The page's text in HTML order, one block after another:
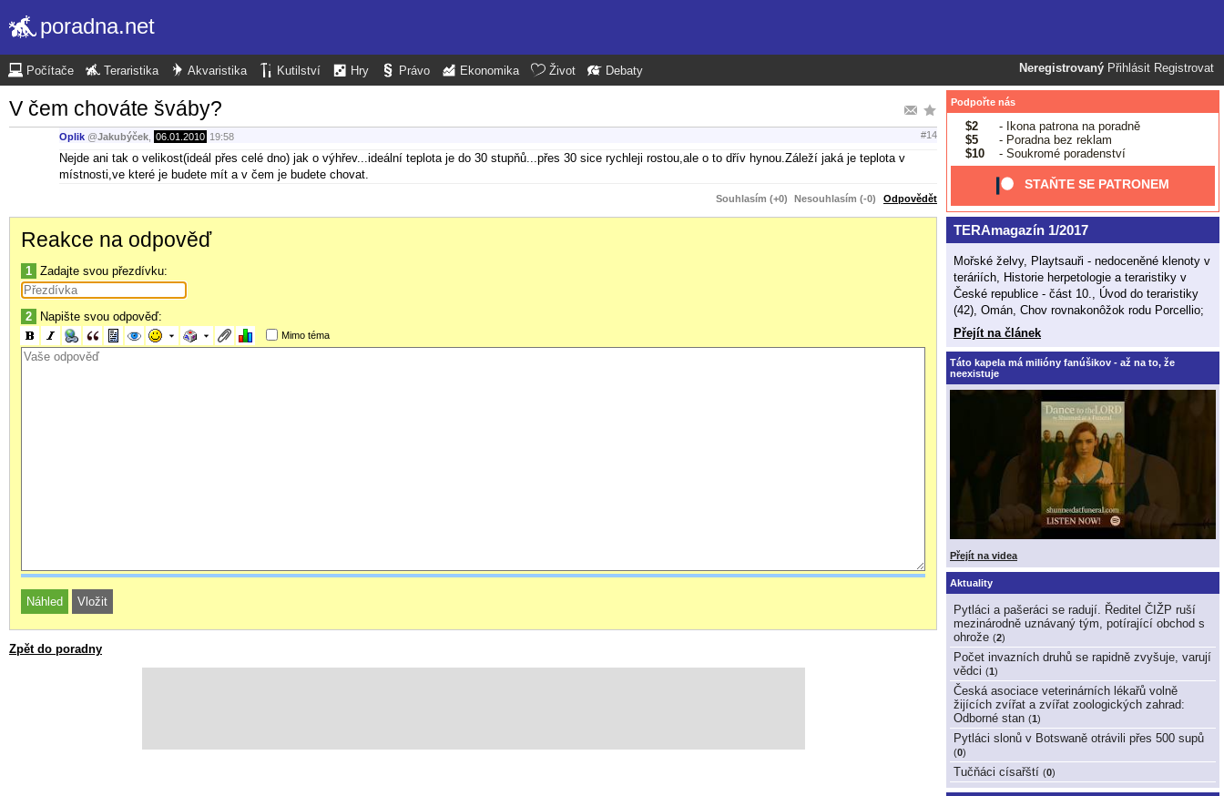
poradna.net
Neregistrovaný Přihlásit Registrovat
Počítače Teraristika Akvaristika Kutilství Hry Právo Ekonomika Život Debaty
V čem chováte šváby?
Oplik @Jakubýček 06.01.2010 19:58 #14
Nejde ani tak o velikost(ideál přes celé dno) jak o výhřev...ideální teplota je do 30 stupňů...přes 30 sice rychleji rostou,ale o to dřív hynou.Záleží jaká je teplota v
místnosti,ve které je budete mít a v čem je budete chovat.
Souhlasím (+0) Nesouhlasím (-0) Odpovědět
Reakce na odpověď
1 Zadajte svou přezdívku:
2 Napište svou odpověď:
Mimo téma
Zpět do poradny
Podpořte nás
$2
- Ikona patrona na poradně
$5
- Poradna bez reklam
$10
- Soukromé poradenství
STAŇTE SE PATRONEM
TERAmagazín 1/2017
Mořské želvy, Playtsauři - nedoceněné klenoty v
teráriích, Historie herpetologie a teraristiky v
České republice - část 10., Úvod do teraristiky
(42), Omán, Chov rovnakonôžok rodu Porcellio;
Přejít na článek
Táto kapela má milióny fanúšikov - až na to, že
neexistuje
Přejít na videa
Aktuality
Pytláci a pašeráci se radují. Ředitel ČIŽP ruší
mezinárodně uznávaný tým, potírající obchod s
ohrože (2)
Počet invazních druhů se rapidně zvyšuje, varují
vědci (1)
Česká asociace veterinárních lékařů volně
žijících zvířat a zvířat zoologických zahrad:
Odborné stan (1)
Pytláci slonů v Botswaně otrávili přes 500 supů
(0)
Tučňáci císařští (0)